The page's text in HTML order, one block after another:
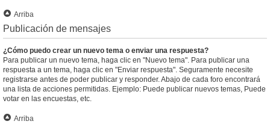
Arriba
Publicación de mensajes
¿Cómo puedo crear un nuevo tema o enviar una respuesta?
Para publicar un nuevo tema, haga clic en "Nuevo tema". Para publicar una
respuesta a un tema, haga clic en "Enviar respuesta". Seguramente necesite
registrarse antes de poder publicar y responder. Abajo de cada foro encontrará
una lista de acciones permitidas. Ejemplo: Puede publicar nuevos temas, Puede
votar en las encuestas, etc.
Arriba